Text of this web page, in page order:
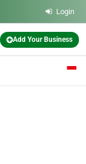
Login
Add Your Business